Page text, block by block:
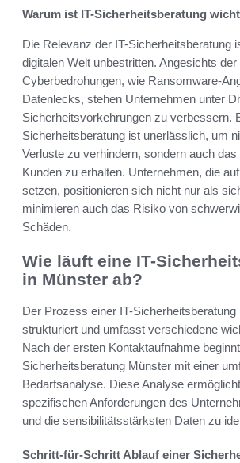
Warum ist IT-Sicherheitsberatung
Die Relevanz der IT-Sicherheitsberatung
digitalen Welt unbestritten. Angesichts
Cyberbedrohungen, wie Ransomware-
Datenlecks, stehen Unternehmen unter
Sicherheitsvorkehrungen zu verbessern.
Sicherheitsberatung ist unerlässlich, um
Verluste zu verhindern, sondern auch das
Kunden zu erhalten. Unternehmen, die
setzen, positionieren sich nicht nur als
minimieren auch das Risiko von
Schäden.
Wie läuft eine IT-
in Münster ab?
Der Prozess einer IT-
strukturiert und umfasst verschiedene
Nach der ersten Kontaktaufnahme
Sicherheitsberatung Münster mit einer
Bedarfsanalyse. Diese Analyse
spezifischen Anforderungen des
und die sensibilitätsstärksten Daten zu
Schritt-für-Schritt Ablauf einer